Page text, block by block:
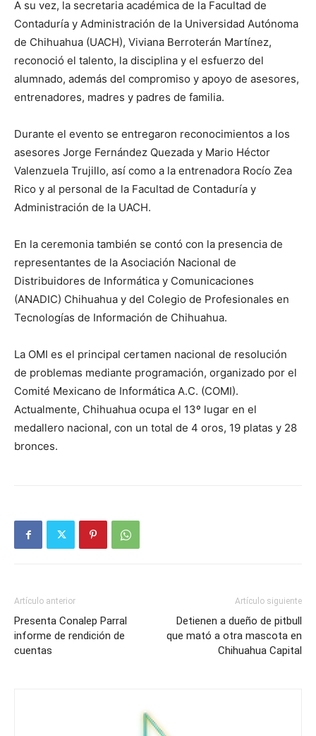
A su vez, la secretaria académica de la Facultad de
Contaduría y Administración de la Universidad Autónoma
de Chihuahua (UACH), Viviana Berroterán Martínez,
reconoció el talento, la disciplina y el esfuerzo del
alumnado, además del compromiso y apoyo de asesores,
entrenadores, madres y padres de familia.
Durante el evento se entregaron reconocimientos a los
asesores Jorge Fernández Quezada y Mario Héctor
Valenzuela Trujillo, así como a la entrenadora Rocío Zea
Rico y al personal de la Facultad de Contaduría y
Administración de la UACH.
En la ceremonia también se contó con la presencia de
representantes de la Asociación Nacional de
Distribuidores de Informática y Comunicaciones
(ANADIC) Chihuahua y del Colegio de Profesionales en
Tecnologías de Información de Chihuahua.
La OMI es el principal certamen nacional de resolución
de problemas mediante programación, organizado por el
Comité Mexicano de Informática A.C. (COMI).
Actualmente, Chihuahua ocupa el 13º lugar en el
medallero nacional, con un total de 4 oros, 19 platas y 28
bronces.
Artículo anterior
Presenta Conalep Parral
informe de rendición de
cuentas
Artículo siguiente
Detienen a dueño de pitbull
que mató a otra mascota en
Chihuahua Capital